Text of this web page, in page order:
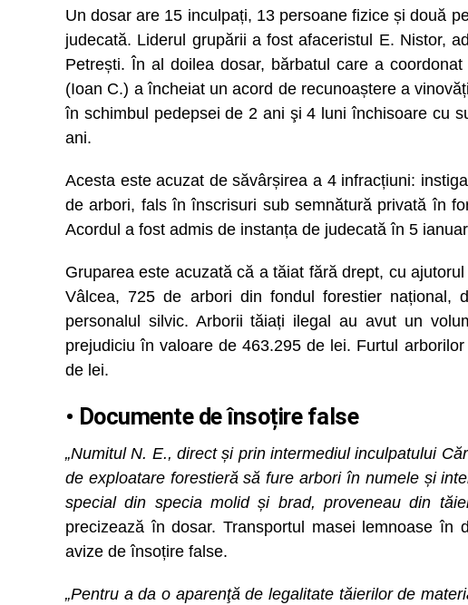
Un dosar are 15 inculpați, 13 persoane fizice și două
judecată. Liderul grupării a fost afaceristul E. Nistor,
Petrești. În al doilea dosar, bărbatul care a
(Ioan C.) a încheiat un acord de recunoaștere a
în schimbul pedepsei de 2 ani şi 4 luni închisoare cu
ani.
Acesta este acuzat de săvârșirea a 4 infracțiuni:
de arbori, fals în înscrisuri sub semnătură privată în
Acordul a fost admis de instanța de judecată în 5
Gruparea este acuzată că a tăiat fără drept, cu
Vâlcea, 725 de arbori din fondul forestier
personalul silvic. Arborii tăiați ilegal au avut un
prejudiciu în valoare de 463.295 de lei. Furtul
de lei.
• Documente de însoțire false
„Numitul N. E., direct și prin intermediul inculpatului
de exploatare forestieră să fure arbori în numele și
special din specia molid și brad, proveneau din
precizează în dosar. Transportul masei lemnoase
avize de însoțire false.
„Pentru a da o aparenţă de legalitate tăierilor de